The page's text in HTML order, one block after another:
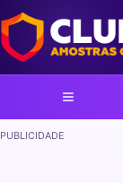
PUBLICIDADE